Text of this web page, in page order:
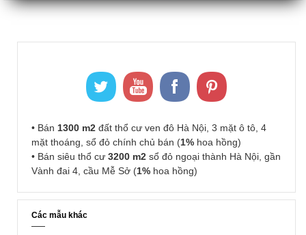
• Bán 1300 m2 đất thổ cư ven đô Hà Nội, 3 mặt ô tô, 4
mặt thoáng, sổ đỏ chính chủ bán (1% hoa hồng)
• Bán siêu thổ cư 3200 m2 sổ đỏ ngoại thành Hà Nội, gần
Vành đai 4, cầu Mễ Sở (1% hoa hồng)
Các mẫu khác